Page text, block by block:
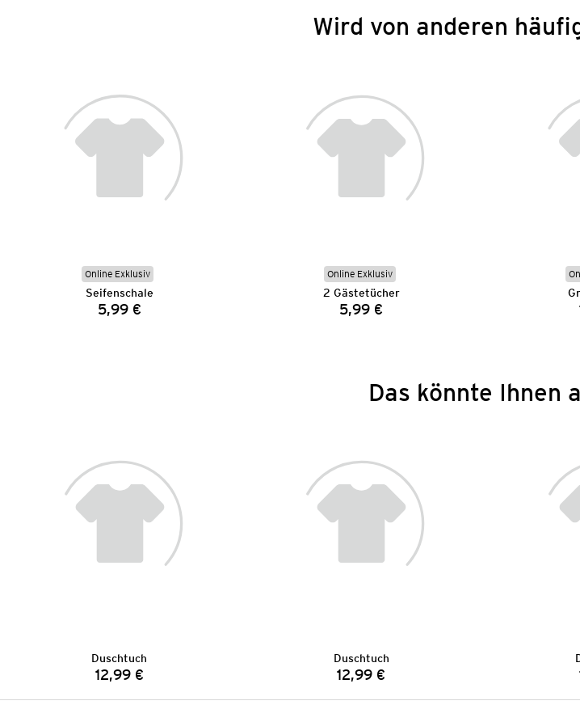
Wird von anderen
Online Exklusiv
Seifenschale
Preis:
5,99 €
Online Exklusiv
2 Gästetücher
Preis:
5,99 €
Das könnte Ihnen
Duschtuch
Preis:
12,99 €
Duschtuch
Preis:
12,99 €